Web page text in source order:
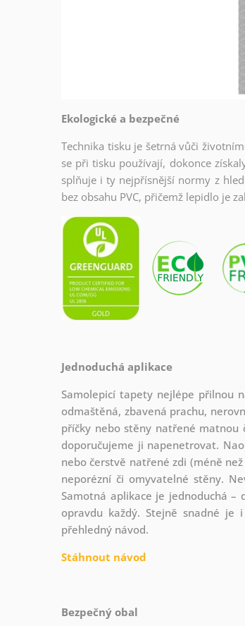
Ekologické a bezpečné
Technika tisku je šetrná vůči
se při tisku používají, dokonce
splňuje i ty nejpřísnější normy z
bez obsahu PVC, přičemž lepidlo je
Jednoduchá aplikace
Samolepicí tapety nejlépe přilnou
odmaštěná, zbavená prachu,
příčky nebo stěny natřené matnou
doporučujeme ji napenetrovat.
nebo čerstvě natřené zdi (méně
neporézní či omyvatelné stěny.
Samotná aplikace je jednoduchá
opravdu každý. Stejně snadné
přehledný návod.
Stáhnout návod
Bezpečný obal